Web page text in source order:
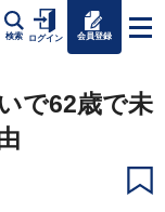
検索 ログイン 会員登録
で62歳で未